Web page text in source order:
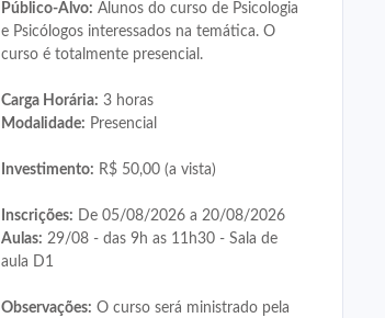
Público-Alvo: Alunos do curso de Psicologia
e Psicólogos interessados na temática. O
curso é totalmente presencial.
Carga Horária: 3 horas
Modalidade: Presencial
Investimento: R$ 50,00 (a vista)
Inscrições: De 05/08/2026 a 20/08/2026
Aulas: 29/08 - das 9h as 11h30 - Sala de
aula D1
Observações: O curso será ministrado pela